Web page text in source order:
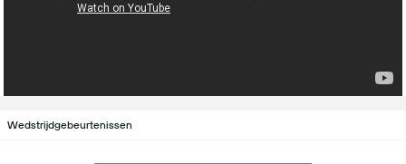
Wedstrijdgebeurtenissen